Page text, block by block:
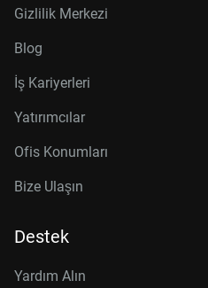
Gizlilik Merkezi
Blog
İş Kariyerleri
Yatırımcılar
Ofis Konumları
Bize Ulaşın
Destek
Yardım Alın